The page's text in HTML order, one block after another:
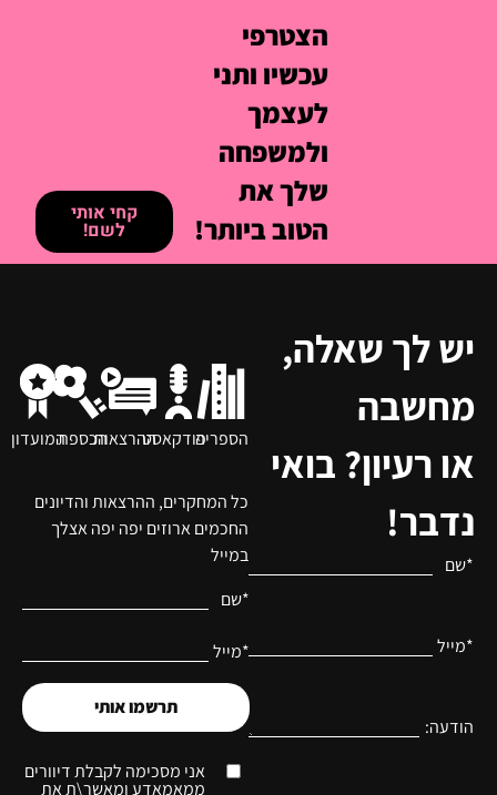
הצטרפי
עכשיו ותני
לעצמך
ולמשפחה
שלך את
הטוב ביותר!
קחי אותי
לשם!
יש לך שאלה,
מחשבה
או רעיון? בואי
נדבר!
*שם
*מייל
הודעה:
כל המחקרים, ההרצאות והדיונים
החכמים ארוזים יפה יפה אצלך
במייל
*שם
*מייל
אני מסכימה לקבלת דיוורים
ממאמאדע ומאשר\ת את
תרשמו אותי
הספריהפודקאסטההרצאותהכספתהמועדון